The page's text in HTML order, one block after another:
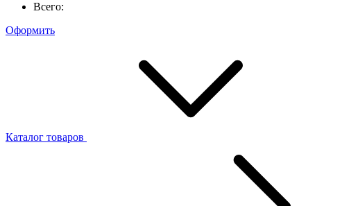
Всего:
Оформить
Каталог товаров